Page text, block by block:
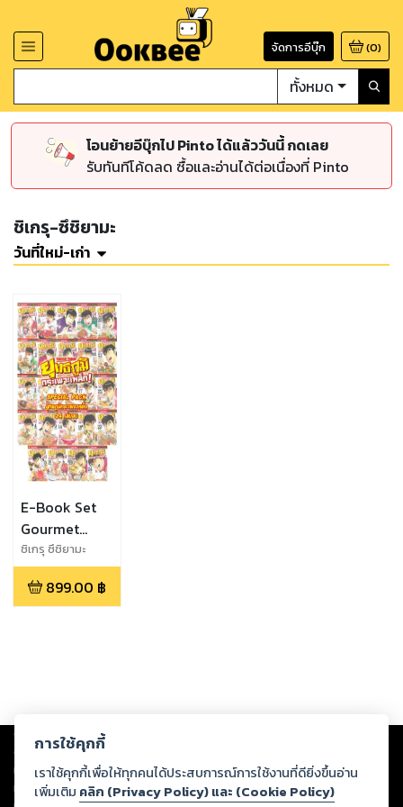
จัดการอีบุ๊ก (0)
ทั้งหมด
โอนย้ายอีบุ๊กไป Pinto ได้แล้ววันนี้ กดเลย
รับทันทีโค้ดลด ซื้อและอ่านได้ต่อเนื่องที่ Pinto
ชิเกรุ-ซึชิยามะ
วันที่ใหม่-เก่า
E-Book Set
Gourmet
Fighter
ยุทธภูมิกระเพาะ
เหล็ก! เล่ม 01-
ชิเกรุ ซึชิยามะ
899.00 ฿
Copyright © 2026
ต่อผลงานหรือเนื้อหาใดที่อัปโหลดผ่านเว็บไซต์และปรากฏว่าละเมิดสิทธิใน
ทรัพย์สินทางปัญญาของบุคคลอื่นหรือขัดต่อกฎหมายและศีลธรรม ดังนั้น ผู้อ่าน
ทุกท่านโปรดใช้วิจารณญาณในการกลั่นกรองด้วยตนเอง และหากท่านพบว่าส่วน
การใช้คุกกี้
เราใช้คุกกี้เพื่อให้ทุกคนได้ประสบการณ์การใช้งานที่ดียิ่งขึ้นอ่าน
เพิ่มเติม คลิก (Privacy Policy) และ (Cookie Policy)